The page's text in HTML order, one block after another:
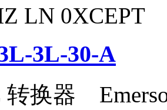
LN 0XCEPT
3L-30-A
转换器